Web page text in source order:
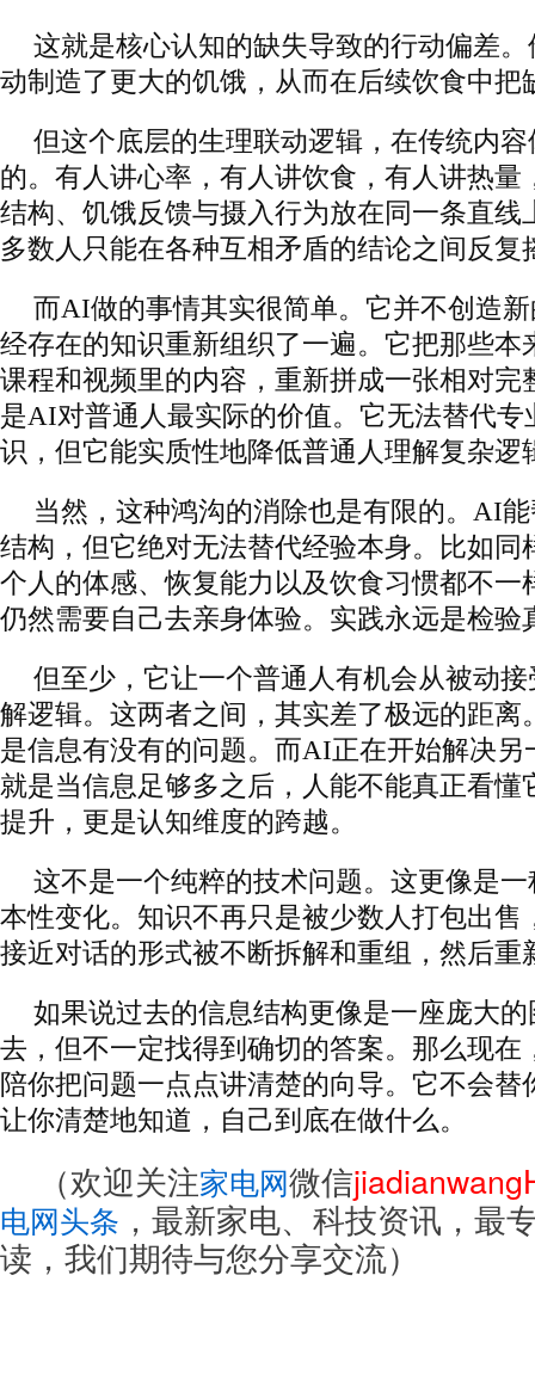
这就是核心认知的缺失导致的行动偏差
动制造了更大的饥饿，从而在后续饮食中把
但这个底层的生理联动逻辑，在传统内
的。有人讲心率，有人讲饮食，有人讲热量
结构、饥饿反馈与摄入行为放在同一条直线
多数人只能在各种互相矛盾的结论之间反复
而AI做的事情其实很简单。它并不创造
经存在的知识重新组织了一遍。它把那些本
课程和视频里的内容，重新拼成一张相对完
是AI对普通人最实际的价值。它无法替代专
识，但它能实质性地降低普通人理解复杂逻
当然，这种鸿沟的消除也是有限的。AI
结构，但它绝对无法替代经验本身。比如同
个人的体感、恢复能力以及饮食习惯都不一
仍然需要自己去亲身体验。实践永远是检验
但至少，它让一个普通人有机会从被动
解逻辑。这两者之间，其实差了极远的距离
是信息有没有的问题。而AI正在开始解决另
就是当信息足够多之后，人能不能真正看懂
提升，更是认知维度的跨越。
这不是一个纯粹的技术问题。这更像是
本性变化。知识不再只是被少数人打包出售
接近对话的形式被不断拆解和重组，然后重
如果说过去的信息结构更像是一座庞大
去，但不一定找得到确切的答案。那么现
陪你把问题一点点讲清楚的向导。它不会替
让你清楚地知道，自己到底在做什么。
（欢迎关注家电网微信
电网头条 ，最新家电、科技资讯，最
读，我们期待与您分享交流）